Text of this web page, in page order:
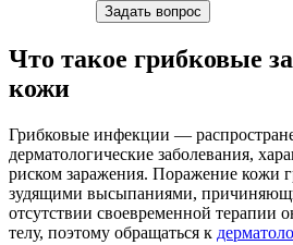
Задать вопрос
Что такое грибковые
кожи
Грибковые инфекции —
дерматологические заболевания,
риском заражения. Поражение кожи
зудящими высыпаниями,
отсутствии своевременной терапии
телу, поэтому обращаться к